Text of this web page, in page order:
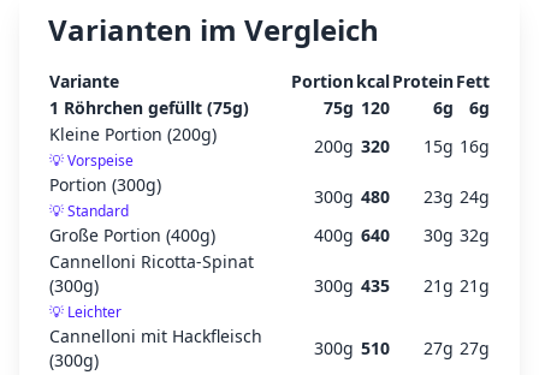
Varianten im Vergleich
Variante PortionkcalProteinFett
1 Röhrchen gefüllt (75g)
75g 120 6g 6g
Kleine Portion (200g)
💡Vorspeise
200g 320 15g 16g
Portion (300g)
💡Standard
300g 480 23g 24g
Große Portion (400g)
400g 640 30g 32g
Cannelloni Ricotta-Spinat
(300g)
💡 Leichter
300g 435 21g 21g
Cannelloni mit Hackfleisch
(300g)
300g 510 27g 27g